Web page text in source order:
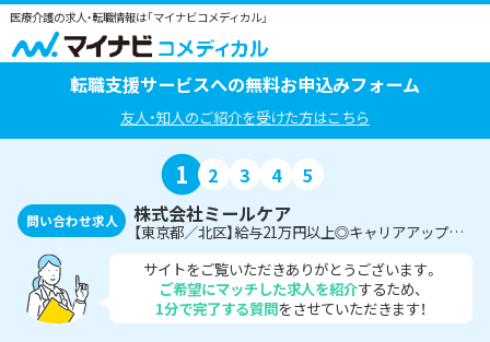
医療介護の求人・転職情報は「マイナビコメディカル」
転職支援サービスへの無料お申込みフォーム
友人・知人のご紹介を受けた方はこちら
1 2 3 4 5
問い合わせ求人 株式会社ミールケア
【東京都／北区】給与21万円以上◎キャリアアップ★子供たちの笑顔に触れ合える保育園にて栄養士の募集
サイトをご覧いただきありがとうございます。
ご希望にマッチした求人を紹介するため、
1分で完了する質問をさせていただきます！